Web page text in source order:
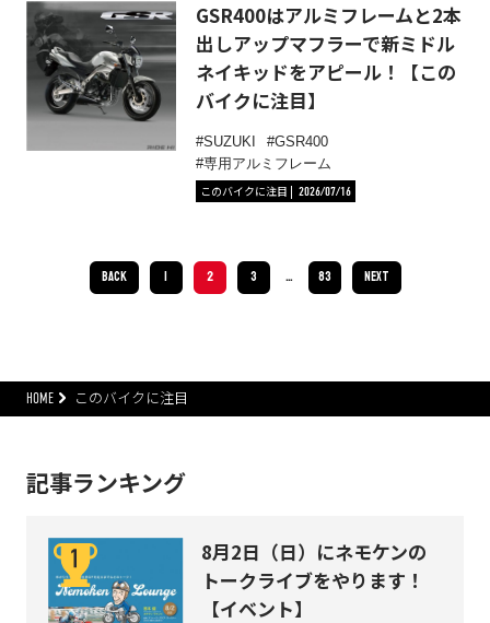
GSR400はアルミフレームと2本
出しアップマフラーで新ミドル
ネイキッドをアピール！【この
バイクに注目】
SUZUKI
GSR400
専用アルミフレーム
このバイクに注目
2026/07/16
BACK 1 2 3 … 83 NEXT
HOME このバイクに注目
記事ランキング
8月2日（日）にネモケンの
トークライブをやります！
【イベント】